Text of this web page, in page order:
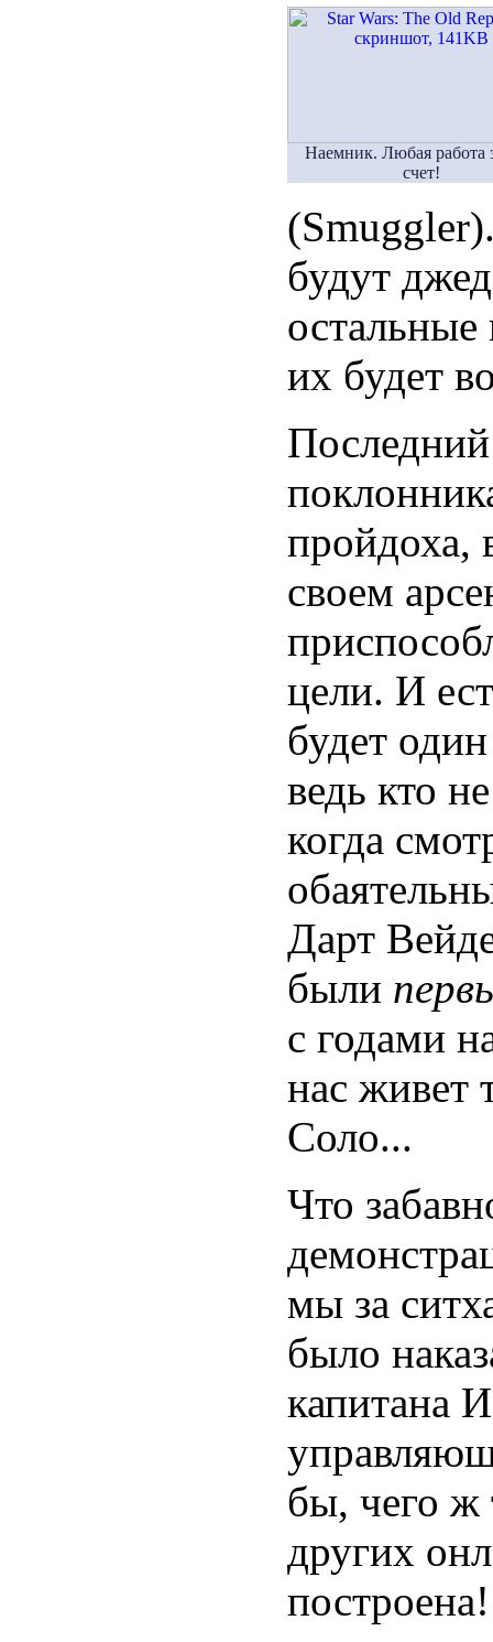
Наемник. Любая работа
счет!
будут
остальные
их будет
пройдоха,
своем
цели. И
будет
ведь кто
когда
Дарт
были
с годами
нас живет
Соло...
Что
мы за
было
капитана
бы, чего ж
других
построена!